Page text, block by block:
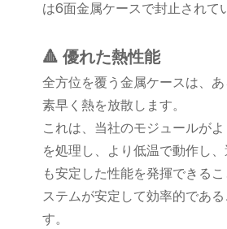
は6面金属ケースで封止されて
🔺 優れた熱性能
全方位を覆う金属ケースは、
素早く熱を放散します。
これは、当社のモジュールが
を処理し、より低温で動作し
も安定した性能を発揮できる
ステムが安定して効率的であ
す。